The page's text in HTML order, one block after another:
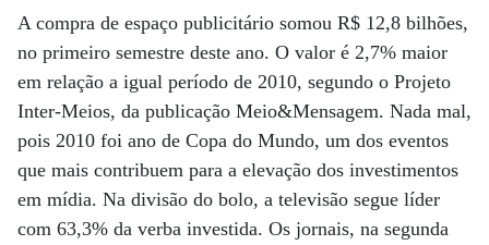
A compra de espaço publicitário somou R$ 12,8 bilhões,
no primeiro semestre deste ano. O valor é 2,7% maior
em relação a igual período de 2010, segundo o Projeto
Inter-Meios, da publicação Meio&Mensagem. Nada mal,
pois 2010 foi ano de Copa do Mundo, um dos eventos
que mais contribuem para a elevação dos investimentos
em mídia. Na divisão do bolo, a televisão segue líder
com 63,3% da verba investida. Os jornais, na segunda